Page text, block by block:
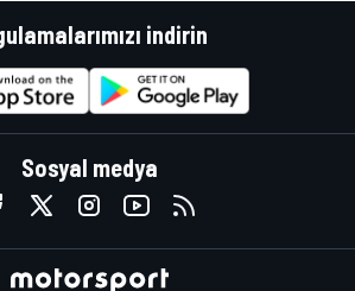
indirin
Sosyal medya